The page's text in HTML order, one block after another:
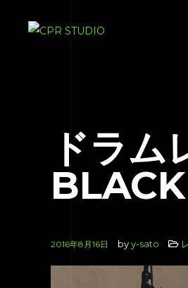
ドラ
2016年8月16日 byy-sato